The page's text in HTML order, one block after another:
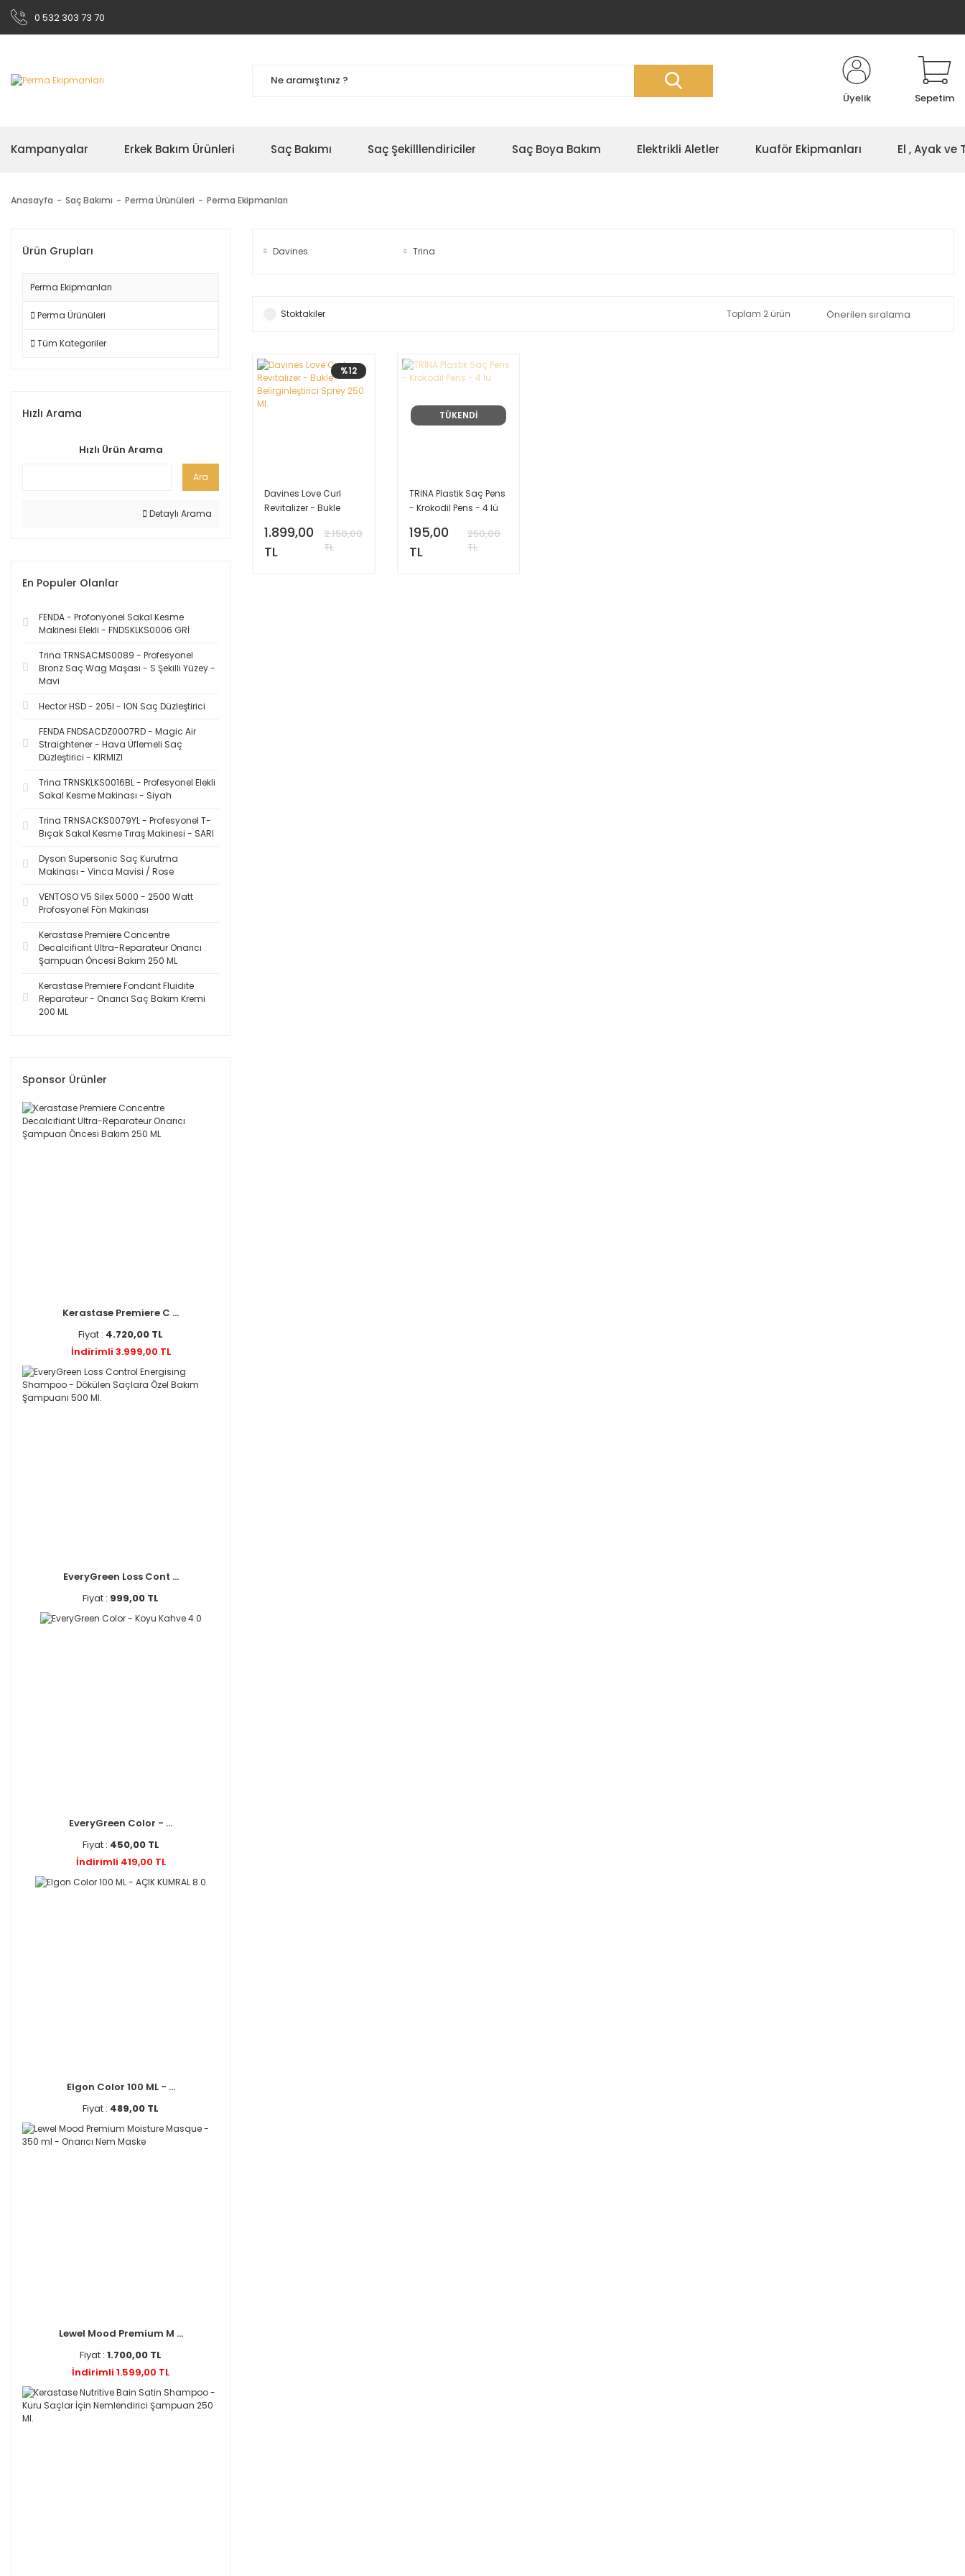
0 532 303 73 70
Üyelik Sepetim
Kampanyalar Erkek Bakım Ürünleri Saç Bakımı Saç Şekilllendiriciler Saç Boya Bakım Elektrikli Aletler Kuaför Ekipmanları El , Ayak ve
Anasayfa Saç Bakımı Perma Ürünüleri Perma Ekipmanları
Ürün Grupları
Perma Ekipmanları
Perma Ürünüleri
Tüm Kategoriler
Hızlı Arama
Hızlı Ürün Arama
Ara
Detaylı Arama
En Populer Olanlar
FENDA - Profonyonel Sakal Kesme
Makinesi Elekli - FNDSKLKS0006 GRİ
Trina TRNSACMS0089 - Profesyonel
Bronz Saç Wag Maşası - S Şekilli Yüzey -
Mavi
Hector HSD - 205I - ION Saç Düzleştirici
FENDA FNDSACDZ0007RD - Magic Air
Straightener - Hava Üflemeli Saç
Düzleştirici - KIRMIZI
Trina TRNSKLKS0016BL - Profesyonel Elekli
Sakal Kesme Makinası - Siyah
Trina TRNSACKS0079YL - Profesyonel T-
Bıçak Sakal Kesme Tıraş Makinesi - SARI
Dyson Supersonic Saç Kurutma
Makinası - Vinca Mavisi / Rose
VENTOSO V5 Silex 5000 - 2500 Watt
Profosyonel Fön Makinası
Kerastase Premiere Concentre
Decalcifiant Ultra-Reparateur Onarıcı
Şampuan Öncesi Bakım 250 ML
Kerastase Premiere Fondant Fluidite
Reparateur - Onarıcı Saç Bakım Kremi
200 ML
Sponsor Ürünler
Kerastase Premiere C ...
Fiyat : 4.720,00 TL
İndirimli 3.999,00 TL
EveryGreen Loss Cont ...
Fiyat : 999,00 TL
EveryGreen Color - ...
Fiyat : 450,00 TL
İndirimli 419,00 TL
Elgon Color 100 ML - ...
Fiyat : 489,00 TL
Lewel Mood Premium M ...
Fiyat : 1.700,00 TL
İndirimli 1.599,00 TL
Davines Trina
Stoktakiler Toplam 2 ürün
%12
Davines Love Curl
Revitalizer - Bukle
250 Ml.
1.899,00
TL
2.150,00
TL
TÜKENDİ
TRİNA Plastik Saç Pens
- Krokodil Pens - 4 lü
195,00
TL
250,00
TL